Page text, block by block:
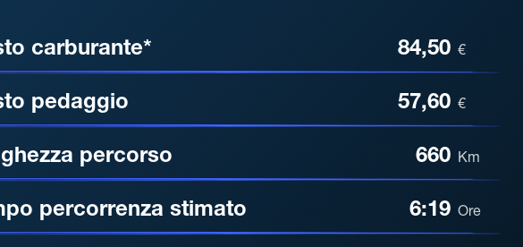
carburante* 84,50 €
pedaggio 57,60 €
percorso 660 Km
percorrenza stimato 6:19 Ore